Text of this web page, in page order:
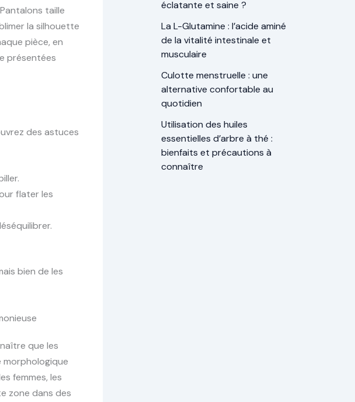
taille
la silhouette
pièce, en
présentées
des astuces
flater les
bien de les
que les
morphologique
femmes, les
zone dans des
éclatante et saine ?
La L-Glutamine : l’acide aminé
de la vitalité intestinale et
musculaire
Culotte menstruelle : une
alternative confortable au
quotidien
Utilisation des huiles
essentielles d’arbre à thé :
bienfaits et précautions à
connaître